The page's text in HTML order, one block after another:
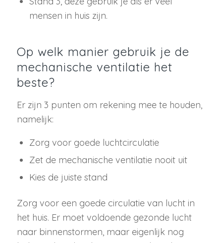
mensen in huis zijn.
Op welk manier gebruik je de
mechanische ventilatie het
beste?
Er zijn 3 punten om rekening mee te houden,
namelijk:
Zorg voor goede luchtcirculatie
Zet de mechanische ventilatie nooit uit
Kies de juiste stand
Zorg voor een goede circulatie van lucht in
het huis. Er moet voldoende gezonde lucht
naar binnenstormen, maar eigenlijk nog